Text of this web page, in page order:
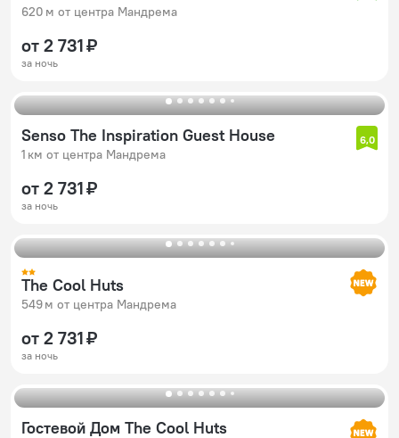
620 м от центра Мандрема
от 2 731 ₽
за ночь
Senso The Inspiration Guest House
1 км от центра Мандрема
6,0
от 2 731 ₽
за ночь
The Cool Huts
549 м от центра Мандрема
от 2 731 ₽
за ночь
Гостевой Дом The Cool Huts